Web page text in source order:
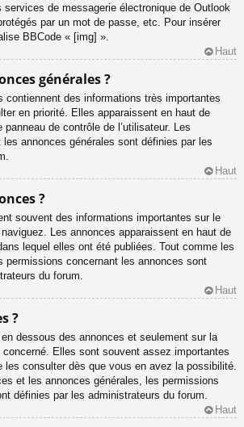
de messagerie électronique de Outlook
par un mot de passe, etc. Pour insérer
BBCode « [img] ».
Haut
générales ?
contiennent des informations très importantes
en priorité. Elles apparaissent en haut de
de contrôle de l’utilisateur. Les
annonces générales sont définies par les
Haut
?
souvent des informations importantes sur le
Les annonces apparaissent en haut de
lequel elles ont été publiées. Tout comme les
permissions concernant les annonces sont
du forum.
Haut
?
en dessous des annonces et seulement sur la
concerné. Elles sont souvent assez importantes
les consulter dès que vous en avez la possibilité.
et les annonces générales, les permissions
définies par les administrateurs du forum.
Haut